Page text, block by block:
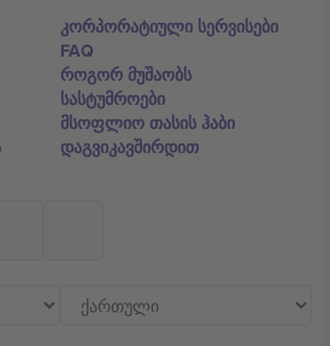
კორპორატიული სერვისები
FAQ
როგორ მუშაობს
სასტუმროები
მსოფლიო თასის ჰაბი
დაგვიკავშირდით